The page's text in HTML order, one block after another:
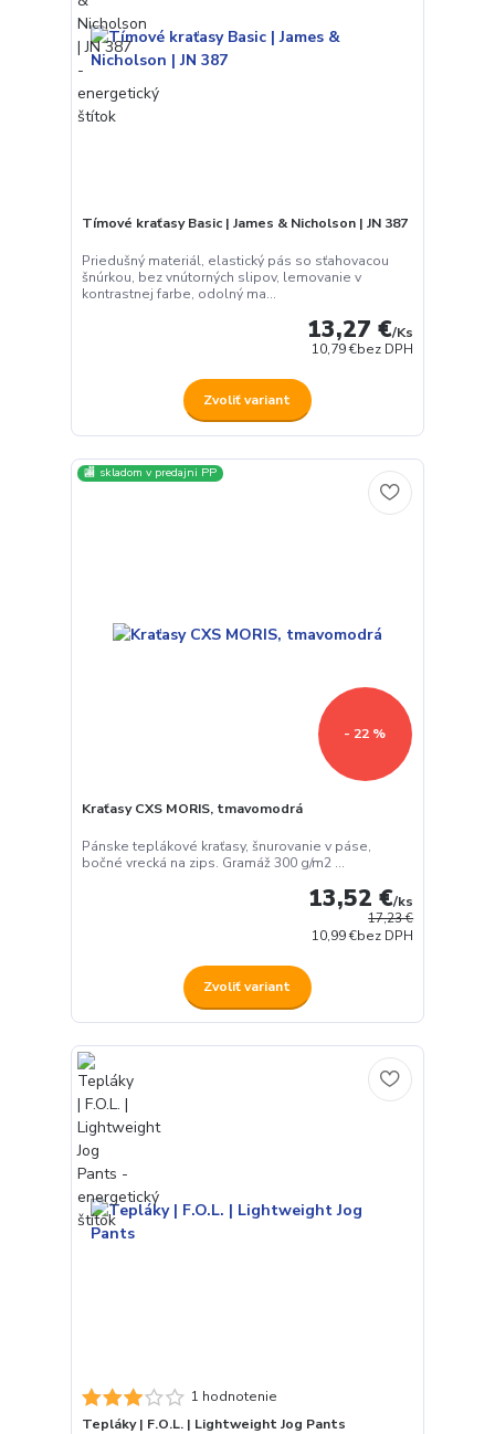
Tímové kraťasy Basic | James & Nicholson | JN 387
Priedušný materiál, elastický pás so sťahovacou
šnúrkou, bez vnútorných slipov, lemovanie v
kontrastnej farbe, odolný ma...
13,27 €/Ks
10,79 €bez DPH
Zvoliť variant
🏬 skladom v predajni PP
- 22 %
Kraťasy CXS MORIS, tmavomodrá
Pánske teplákové kraťasy, šnurovanie v páse,
bočné vrecká na zips. Gramáž 300 g/m2 ...
17,23 €
13,52 €/ks
10,99 €bez DPH
Zvoliť variant
1 hodnotenie
Tepláky | F.O.L. | Lightweight Jog Pants